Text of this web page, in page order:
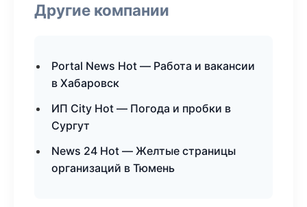
Другие компании
Portal News Hot — Работа и вакансии
в Хабаровск
ИП City Hot — Погода и пробки в
Сургут
News 24 Hot — Желтые страницы
организаций в Тюмень